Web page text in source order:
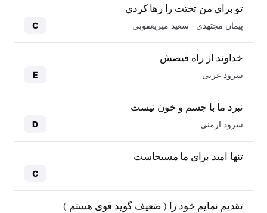
تو برای من تختت را رها کردی
پیمان مجتهدی - سعید میریعقوبی C
خداوند از راه فیضش
سرود عربی E
نبرد ما با جسم و خون نیست
سرود ارمنی D
تنها امید برای ما مسیحاست
C
تقدیم نمایم خود را ( ضعیف گوید قوی هستم )